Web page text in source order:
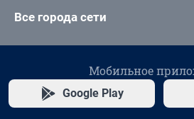
Все города сети
Мобильное
Google Play